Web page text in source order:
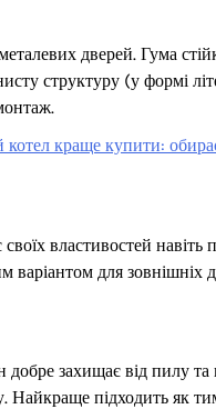
дверей. Гума
структуру (у формі
краще купити:
властивостей
варіантом для зовнішніх
захищає від пилу та
Найкраще підходить як